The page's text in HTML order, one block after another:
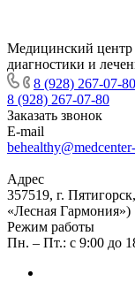
Медицинский центр
диагностики и
8 (928) 267-07-80
8 (928) 267-07-80
Заказать звонок
E-mail
Адрес
357519, г.
«Лесная Гармония»)
Режим работы
Пн. – Пт.: с 9:00 до